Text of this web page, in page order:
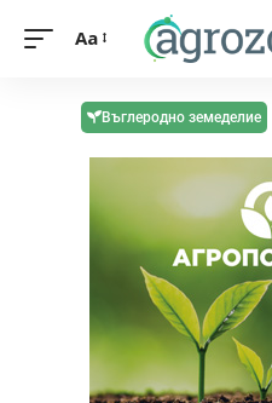
Aa
Въглеродно земеделие